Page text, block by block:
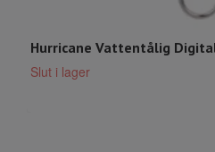
Hurricane Vattentålig
Slut i lager